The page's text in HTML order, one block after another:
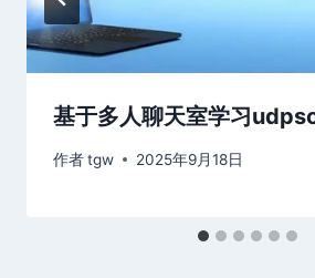
基于多人聊天室学习
作者tgw 2025年9月18日